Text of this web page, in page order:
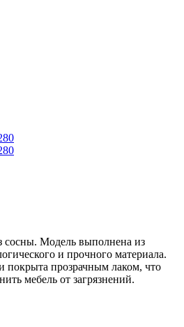
сосны. Модель выполнена из
и прочного материала.
покрыта прозрачным лаком, что
мебель от загрязнений.